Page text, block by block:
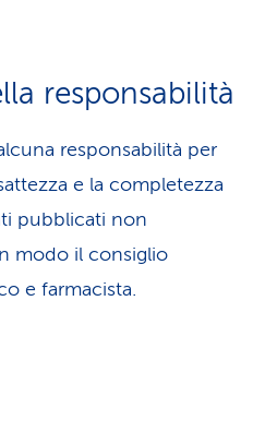
responsabilità
re­spons­abilità per
e la completezza
pubblicati non
modo il consiglio
e farmacista.